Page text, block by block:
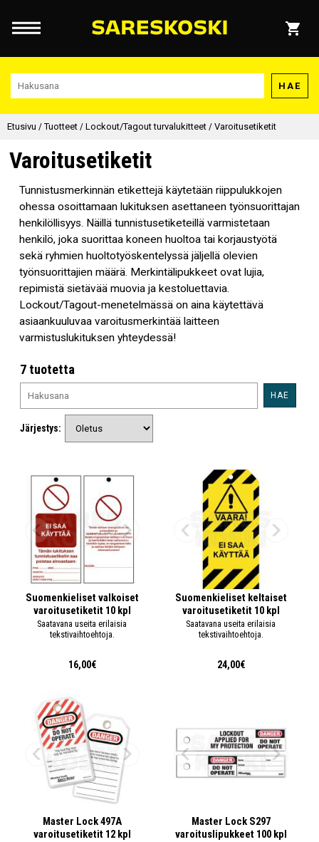
HAE
Etusivu /Tuotteet / Lockout/Tagout turvalukitteet / Varoitusetiketit
Varoitusetiketit
Tunnistusmerkinnän etikettejä käytetään riippulukkojen
ohessa osoittamaan lukituksen asettaneen työnsuorittajan
henkilöllisyys. Näillä tunnistusetiketeillä varmistetaan
henkilö, joka suorittaa koneen huoltoa tai korjaustyötä
sekä ryhmien huoltotyöskentelyssä jäljellä olevien
työnsuorittajien määrä. Merkintälipukkeet ovat lujia,
repimistä sietävää muovia ja kestoluettavia.
Lockout/Tagout-menetelmässä on aina käytettävä
asiaankuuluvaa varoitusmerkintää laitteen
varmistuslukituksen yhteydessä!
7 tuotetta
HAE
Järjestys:
Suomenkieliset valkoiset
varoitusetiketit 10 kpl
Saatavana useita erilaisia
tekstivaihtoehtoja.
16,00€
Suomenkieliset keltaiset
varoitusetiketit 10 kpl
Saatavana useita erilaisia
tekstivaihtoehtoja.
24,00€
Master Lock 497A
varoitusetiketit 12 kpl
Master Lock S297
varoituslipukkeet 100 kpl